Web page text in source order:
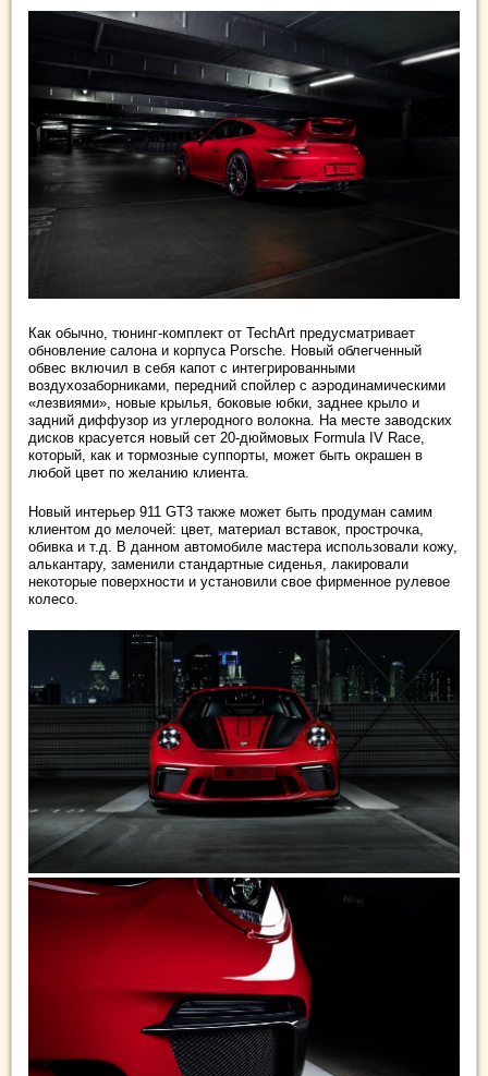
Как обычно, тюнинг-комплект от TechArt предусматривает
обновление салона и корпуса Porsche. Новый облегченный
обвес включил в себя капот с интегрированными
воздухозаборниками, передний спойлер с аэродинамическими
«лезвиями», новые крылья, боковые юбки, заднее крыло и
задний диффузор из углеродного волокна. На месте заводских
дисков красуется новый сет 20-дюймовых Formula IV Race,
который, как и тормозные суппорты, может быть окрашен в
любой цвет по желанию клиента.
Новый интерьер 911 GT3 также может быть продуман самим
клиентом до мелочей: цвет, материал вставок, прострочка,
обивка и т.д. В данном автомобиле мастера использовали кожу,
алькантару, заменили стандартные сиденья, лакировали
некоторые поверхности и установили свое фирменное рулевое
колесо.